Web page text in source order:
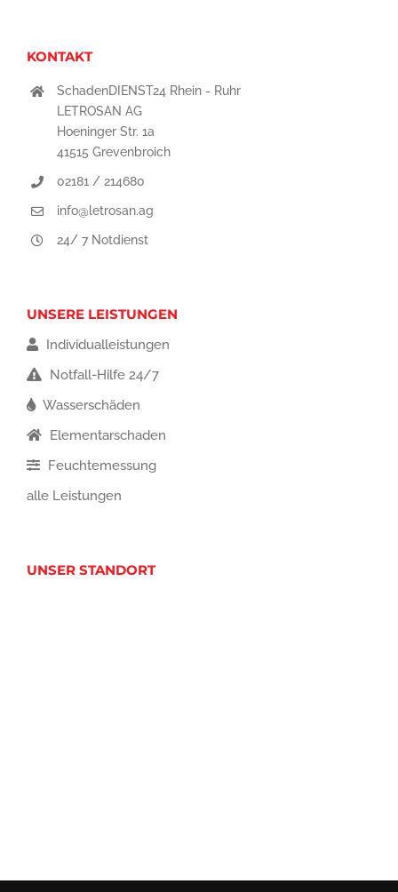
KONTAKT
SchadenDIENST24 Rhein - Ruhr
LETROSAN AG
Hoeninger Str. 1a
41515 Grevenbroich
02181 / 214680
info@letrosan.ag
24/ 7 Notdienst
UNSERE LEISTUNGEN
Individualleistungen
Notfall-Hilfe 24/7
Wasserschäden
Elementarschaden
Feuchtemessung
alle Leistungen
UNSER STANDORT